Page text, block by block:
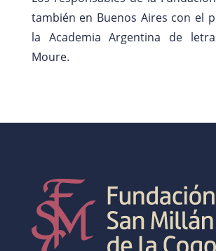
también en Buenos Aires con el
la Academia Argentina de
Moure.